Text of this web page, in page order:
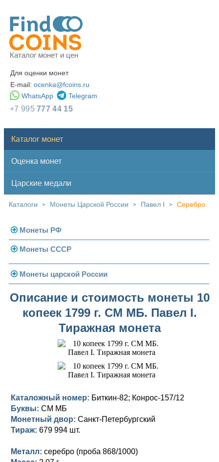
Каталог монет и цен
Для оценки монет
E-mail: ocenka@fcoins.ru
WhatsApp
Telegram
+7 995777 44 15
Каталог монет
Оценка монет
Царские медали
Каталоги > Монеты Царской России > Павел I > Серебро
Монеты РФ
Современная Россия
Монеты 1991-1993 гг.
Монеты СССР
Погодовка СССР
Монеты 1958 года
Золотые червонцы
Памятные и юбилейные
Монеты царской России
Николай II (1894-1917)
Золото
Германская оккупация
Для Финляндии
Памятные и донативные
Александр III (1881-1894)
Для Финляндии
Памятные и донативные
Александр II (1855-1881)
Медь
Для Финляндии
Памятные и донативные
Николай I (1825-1855)
Платина, золото
Серебро
Для Грузии
Русско-Польские
Александр I (1801-1825)
Золото
Серебро
Медь
Для Грузии
Павел I (1796-1801)
Серебро
Медь
Екатерина II (1762-1796)
Золото
Серебро
Петр III (1762)
Елизавета I (1741-1762)
Описание и стоимость монеты 10
копеек 1799 г. СМ МБ. Павел I.
Тиражная монета
Каталожный номер: Биткин-82; Конрос-157/12
Буквы: СМ МБ
Монетный двор: Санкт-Петербургский
Тираж: 679 994 шт.
Металл: серебро (проба 868/1000)